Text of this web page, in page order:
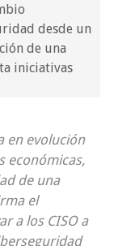
desde un
de una
iniciativas
en evolución
económicas,
de una
el
a los CISO a